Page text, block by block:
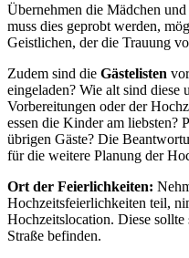
Übernehmen die Mädchen
muss dies geprobt werden,
Geistlichen, der die Trauung
Zudem sind die Gästelisten
eingeladen? Wie alt sind diese
Vorbereitungen oder der
essen die Kinder am liebsten?
übrigen Gäste? Die
für die weitere Planung der
Ort der Feierlichkeiten:
Hochzeitsfeierlichkeiten teil,
Hochzeitslocation. Diese
Straße befinden.